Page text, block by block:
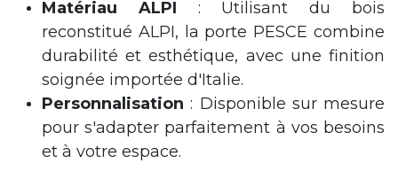
Matériau ALPI
: Utilisant du bois
reconstitué ALPI, la porte PESCE combine
durabilité et esthétique, avec une finition
soignée importée d'Italie.
Personnalisation : Disponible sur mesure
pour s'adapter parfaitement à vos besoins
et à votre espace.